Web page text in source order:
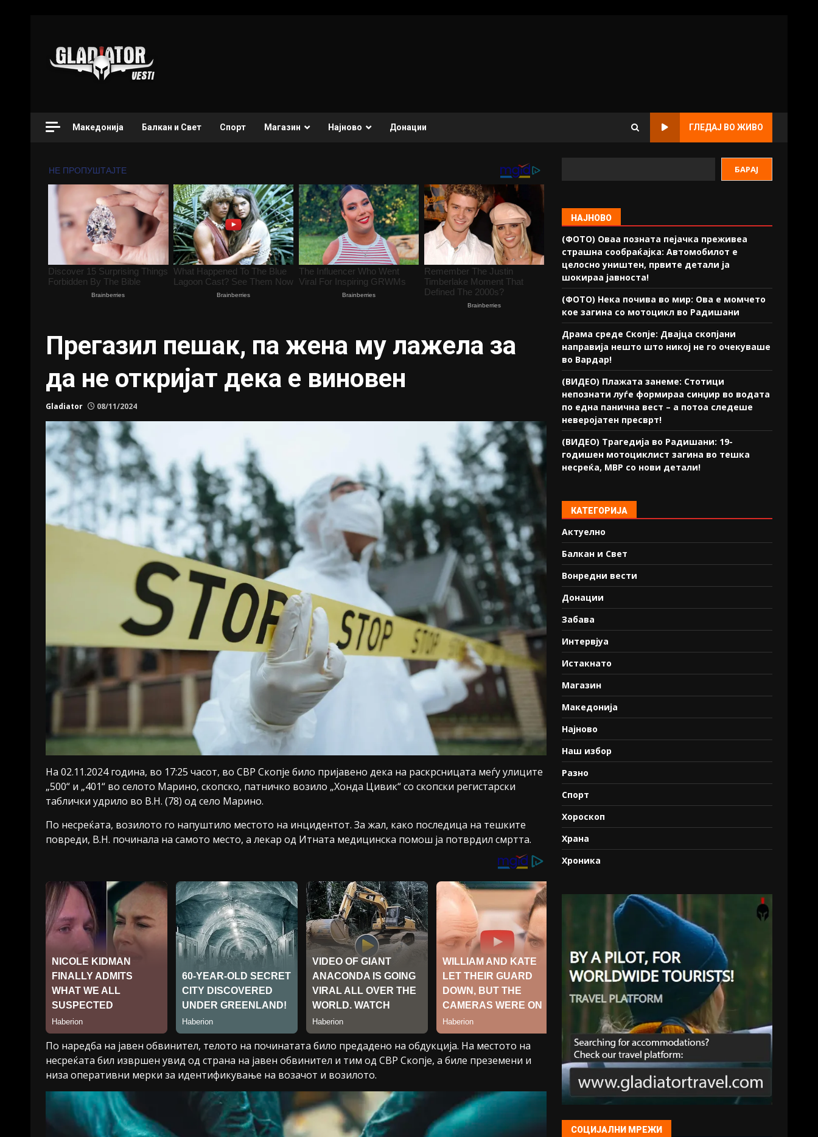
Македонија Балкан и Свет Спорт Магазин Најново Донации ГЛЕДАЈ ВО ЖИВО
Прегазил пешак, па жена му лажела за
да не откријат дека е виновен
Gladiator 08/11/2024
На 02.11.2024 година, во 17:25 часот, во СВР Скопје било пријавено дека на раскрсницата меѓу улиците
„500“ и „401“ во селото Марино, скопско, патничко возило „Хонда Цивик“ со скопски регистарски
таблички удрило во В.Н. (78) од село Марино.
По несреќата, возилото го напуштило местото на инцидентот. За жал, како последица на тешките
повреди, В.Н. починала на самото место, а лекар од Итната медицинска помош ја потврдил смртта.
По наредба на јавен обвинител, телото на починатата било предадено на обдукција. На местото на
несреќата бил извршен увид од страна на јавен обвинител и тим од СВР Скопје, а биле преземени и
низа оперативни мерки за идентификување на возачот и возилото.
БАРАЈ
НАЈНОВО
(ФОТО) Оваа позната пејачка преживеа
страшна сообраќајка: Автомобилот е
целосно уништен, првите детали ја
шокираа јавноста!
(ФОТО) Нека почива во мир: Ова е момчето
кое загина со мотоцикл во Радишани
Драма среде Скопје: Двајца скопјани
направија нешто што никој не го очекуваше
во Вардар!
(ВИДЕО) Плажата занеме: Стотици
непознати луѓе формираа синџир во водата
по една панична вест – а потоа следеше
неверојатен пресврт!
(ВИДЕО) Трагедија во Радишани: 19-
годишен мотоциклист загина во тешка
несреќа, МВР со нови детали!
КАТЕГОРИЈА
Актуелно
Балкан и Свет
Вонредни вести
Донации
Забава
Интервјуа
Истакнато
Магазин
Македонија
Најново
Наш избор
Разно
Спорт
Хороскоп
Храна
Хроника
СОЦИЈАЛНИ МРЕЖИ